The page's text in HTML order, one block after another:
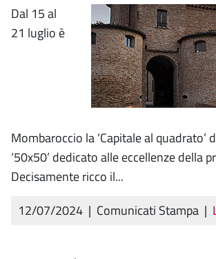
Dal 15 al
21 luglio è
Mombaroccio la ‘Capitale al quadrato’
‘50x50’ dedicato alle eccellenze della
Decisamente ricco il...
12/07/2024 | Comunicati Stampa |